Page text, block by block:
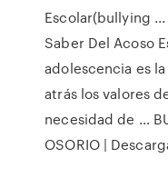
Escolar(bullying
Saber Del Acoso
adolescencia es
atrás los valores
necesidad de …
OSORIO |